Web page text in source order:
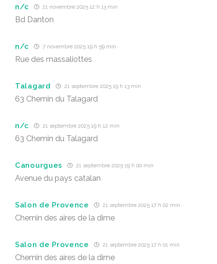
n/c 21 novembre 2025 12 h 13 min
Bd Danton
n/c 7 novembre 2025 19 h 59 min
Rue des massaliottes
Talagard 21 septembre 2025 19 h 13 min
63 Chemin du Talagard
n/c 21 septembre 2025 19 h 12 min
63 Chemin du Talagard
Canourgues 21 septembre 2025 19 h 00 min
Avenue du pays catalan
Salon de Provence 21 septembre 2025 17 h 02 min
Chemin des aires de la dime
Salon de Provence 21 septembre 2025 17 h 01 min
Chemin des aires de la dime